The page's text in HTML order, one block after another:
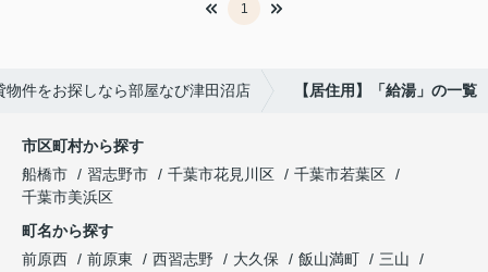
1
件をお探しなら部屋なび津田沼店 【居住用】「給湯」の一覧
市区町村から探す
船橋市
習志野市 千葉市花見川区
千葉市若葉区
千葉市美浜区
町名から探す
前原西
前原東 西習志野 大久保 飯山満町
三山